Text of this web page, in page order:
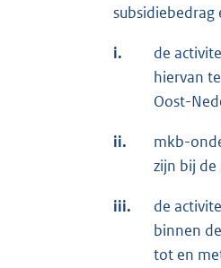
subsidiebedrag
i.
de
hiervan
Oost-
ii.
mkb-
zijn bij
iii.
de
binnen
tot en